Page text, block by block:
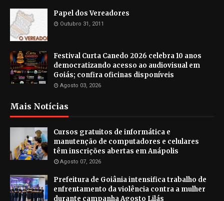
Papel dos Vereadores
Outubro 31, 2011
Festival Curta Canedo 2026 celebra 10 anos
democratizando acesso ao audiovisual em
Goiás; confira oficinas disponíveis
Agosto 03, 2026
Mais Notícias
Cursos gratuitos de informática e
manutenção de computadores e celulares
têm inscrições abertas em Anápolis
Agosto 07, 2026
Prefeitura de Goiânia intensifica trabalho de
enfrentamento da violência contra a mulher
durante campanha Agosto Lilás